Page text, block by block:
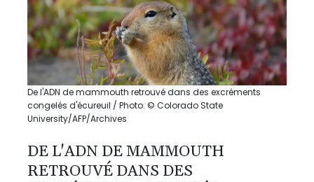
De l'ADN de mammouth retrouvé dans des excréments
congelés d'écureuil / Photo: © Colorado State
University/AFP/Archives
DE L'ADN DE MAMMOUTH
RETROUVÉ DANS DES